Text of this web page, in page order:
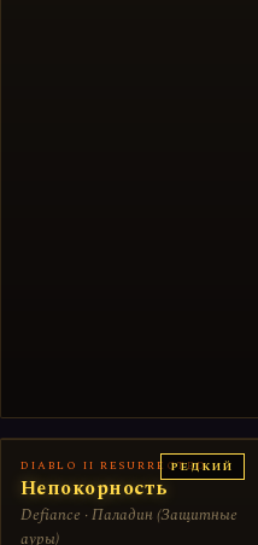
РЕДКИЙ
DIABLO II RESURRECTED
Непокорность
Defiance · Паладин (Защитные
ауры)